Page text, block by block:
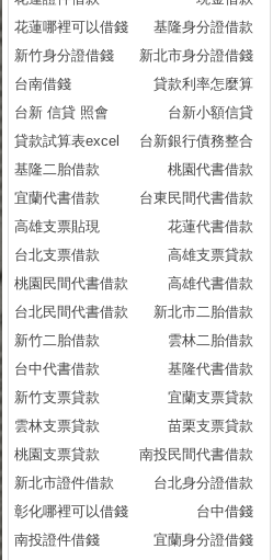
花蓮哪裡可以借錢
基隆身分證借款
新竹身分證借錢
新北市身分證借錢
台南借錢
貸款利率怎麼算
台新 信貸 照會
台新小額信貸
貸款試算表excel
台新銀行債務整合
基隆二胎借款
桃園代書借款
宜蘭代書借款
台東民間代書借款
高雄支票貼現
花蓮代書借款
台北支票借款
高雄支票貸款
桃園民間代書借款
高雄代書借款
台北民間代書借款
新北市二胎借款
新竹二胎借款
雲林二胎借款
台中代書借款
基隆代書借款
新竹支票貸款
宜蘭支票貸款
雲林支票貸款
苗栗支票貸款
桃園支票貸款
南投民間代書借款
新北市證件借款
台北身分證借款
彰化哪裡可以借錢
台中借錢
南投證件借錢
宜蘭身分證借錢